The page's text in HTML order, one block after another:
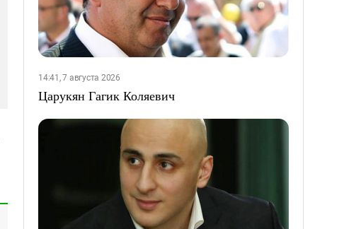
14:41, 7 августа 2026
Царукян Гагик Коляевич